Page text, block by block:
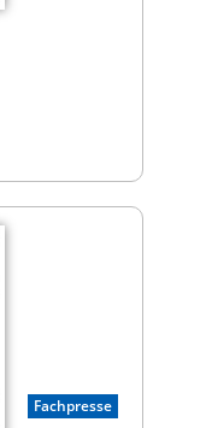
Fachpresse